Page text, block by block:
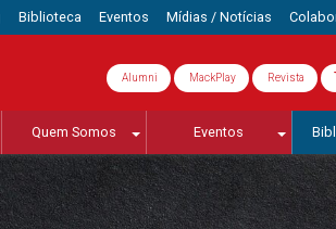
Biblioteca Eventos Mídias / Notícias
Alumni MackPlay Revista
Quem Somos Eventos